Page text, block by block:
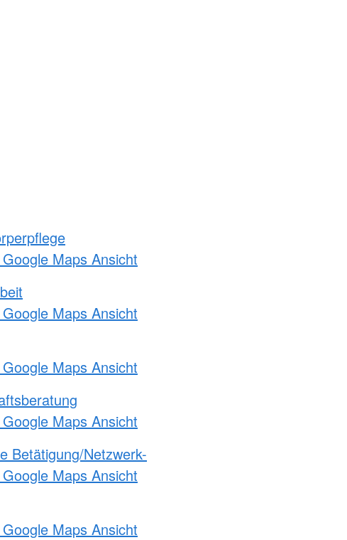
Maps Ansicht
Maps Ansicht
Maps Ansicht
Maps Ansicht
Betätigung/Netzwerk-
Maps Ansicht
Maps Ansicht